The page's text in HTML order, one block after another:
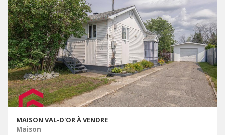
MAISON VAL-D'OR À VENDRE
Maison